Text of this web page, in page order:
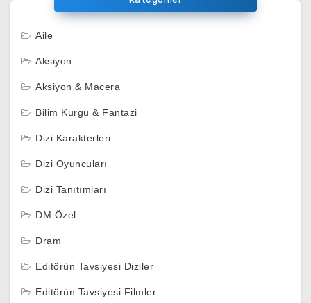
Aile
Aksiyon
Aksiyon & Macera
Bilim Kurgu & Fantazi
Dizi Karakterleri
Dizi Oyuncuları
Dizi Tanıtımları
DM Özel
Dram
Editörün Tavsiyesi Diziler
Editörün Tavsiyesi Filmler